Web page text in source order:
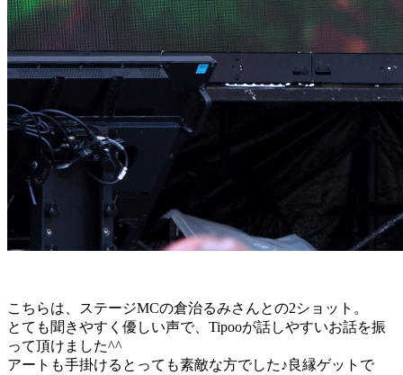
こちらは、ステージMCの倉治るみさんとの2ショット。
とても聞きやすく優しい声で、Tipooが話しやすいお話を振
って頂けました^^
アートも手掛けるとっても素敵な方でした♪良縁ゲットで